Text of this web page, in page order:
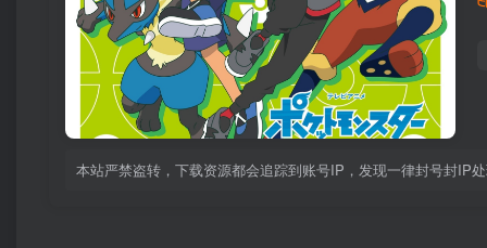
本站严禁盗转，下载资源都会追踪到账号IP，发现一律封号封IP